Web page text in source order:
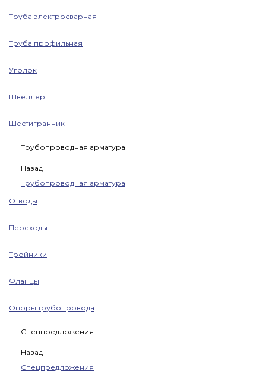
Труба электросварная
Труба профильная
Уголок
Швеллер
Шестигранник
Трубопроводная арматура
Назад
Трубопроводная арматура
Отводы
Переходы
Тройники
Фланцы
Опоры трубопровода
Спецпредложения
Назад
Спецпредложения